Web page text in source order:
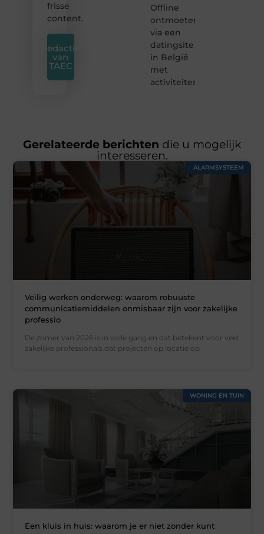
frisse
content.
Redactie
van
TAEC
Offline
ontmoeten
via een
datingsite
in België
met
activiteiten
Gerelateerde berichten die u mogelijk
interesseren.
ALARMSYSTEEM
Veilig werken onderweg: waarom robuuste
communicatiemiddelen onmisbaar zijn voor zakelijke
professio
De zomer van 2026 is in volle gang en dat betekent voor veel
zakelijke professionals dat projecten op locatie op
WONING EN TUIN
Een kluis in huis: waarom je er niet zonder kunt